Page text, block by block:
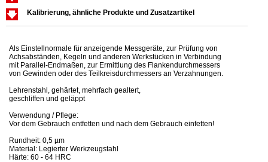
Kalibrierung, ähnliche Produkte und Zusatzartikel
Als Einstellnormale für anzeigende Messgeräte, zur Prüfung von
Achsabständen, Kegeln und anderen Werkstücken in Verbindung
mit Parallel-Endmaßen, zur Ermittlung des Flankendurchmessers
von Gewinden oder des Teilkreisdurchmessers an Verzahnungen.
Lehrenstahl, gehärtet, mehrfach gealtert,
geschliffen und geläppt
Verwendung / Pflege:
Vor dem Gebrauch entfetten und nach dem Gebrauch einfetten!
Rundheit: 0,5 µm
Material: Legierter Werkzeugstahl
Härte: 60 - 64 HRC